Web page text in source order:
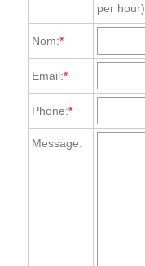
per hour)
Nom:*
Email:*
Phone:*
Message: